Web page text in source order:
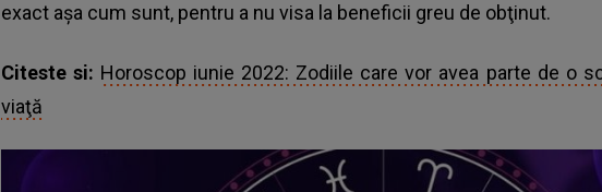
exact aşa cum sunt, pentru a nu visa la beneficii greu de obţinut.
Citeste si: Horoscop iunie 2022: Zodiile care vor avea parte de o
viaţă